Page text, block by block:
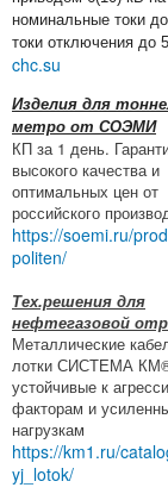
номинальные токи
токи отключения до
chc.su
Изделия для
метро от СОЭМИ
КП за 1 день.
высокого качества и
оптимальных цен от
российского
https://soemi.ru/
politen/
Тех.решения для
нефтегазовой
Металлические
лотки СИСТЕМА
устойчивые к
факторам и
нагрузкам
https://km1.ru/
yj_lotok/